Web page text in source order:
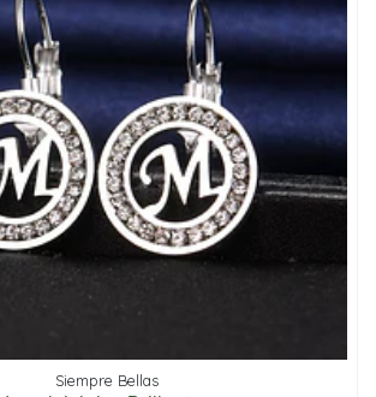
Siempre Bellas